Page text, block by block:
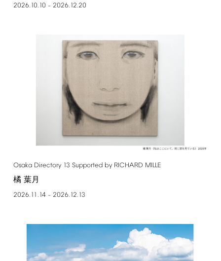
2026.10.10 – 2026.12.20
Osaka Directory 13 Supported by RICHARD MILLE
橘 葉月
2026.11.14– 2026.12.13